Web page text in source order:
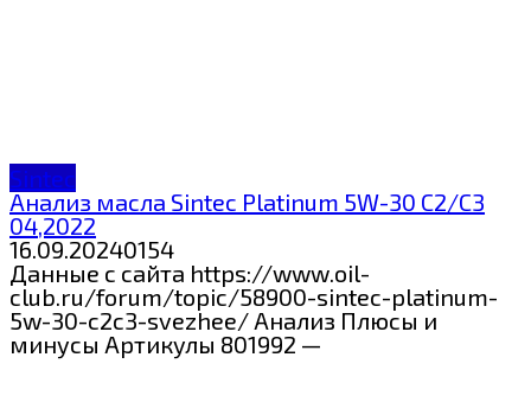
Sintec
Анализ масла Sintec Platinum 5W-30 C2/C3
04,2022
16.09.20240154
Данные с сайта https://www.oil-
club.ru/forum/topic/58900-sintec-platinum-
5w-30-c2c3-svezhee/ Анализ Плюсы и
минусы Артикулы 801992 —